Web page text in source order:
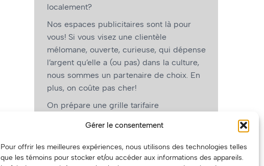
Gérer le consentement
Pour offrir les meilleures expériences, nous utilisons des technologies telles
que les témoins pour stocker et/ou accéder aux informations des appareils.
localement?
Nos espaces publicitaires sont là pour
vous! Si vous visez une clientèle
mélomane, ouverte, curieuse, qui dépense
l’argent qu’elle a (ou pas) dans la culture,
nous sommes un partenaire de choix. En
plus, on coûte pas cher!
On prépare une grille tarifaire
vous, les artistes!)